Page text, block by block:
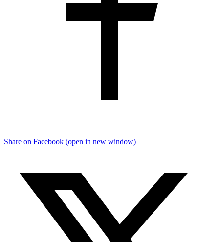
Share on Facebook (open in new window)